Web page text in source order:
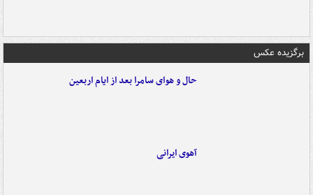
برگزیده عکس
حال و هوای سامرا بعد از ایام اربعین
آهوی ایرانی